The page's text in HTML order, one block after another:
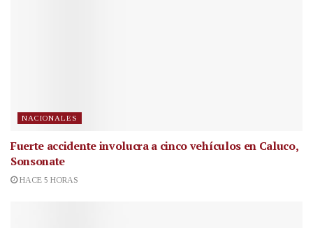
NACIONALES
Fuerte accidente involucra a cinco vehículos en Caluco,
Sonsonate
HACE 5 HORAS